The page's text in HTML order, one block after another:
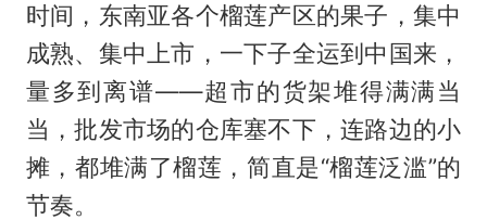
时间，东南亚各个榴莲产区的果子，集中
成熟、集中上市，一下子全运到中国来，
量多到离谱——超市的货架堆得满满当
当，批发市场的仓库塞不下，连路边的小
摊，都堆满了榴莲，简直是“榴莲泛滥”的
节奏。